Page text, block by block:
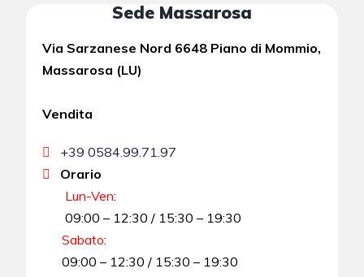
Sede Massarosa
Via Sarzanese Nord 6648 Piano di Mommio,
Massarosa (LU)
Vendita
+39 0584.99.71.97
Orario
Lun-Ven:
09:00 – 12:30 / 15:30 – 19:30
Sabato:
09:00 – 12:30 / 15:30 – 19:30